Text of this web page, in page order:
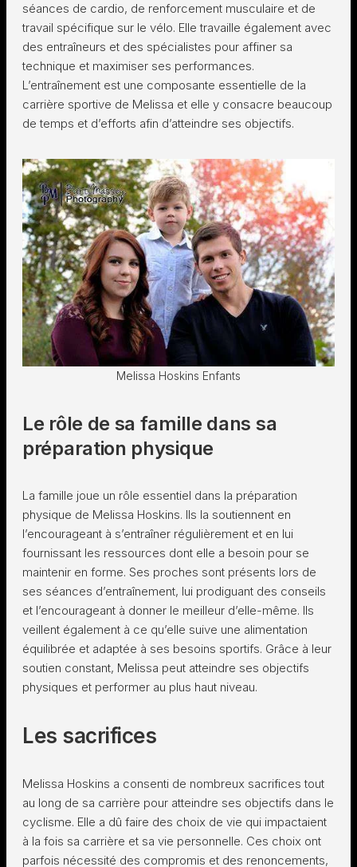
séances de cardio, de renforcement musculaire et de
travail spécifique sur le vélo. Elle travaille également avec
des entraîneurs et des spécialistes pour affiner sa
technique et maximiser ses performances.
L’entraînement est une composante essentielle de la
carrière sportive de Melissa et elle y consacre beaucoup
de temps et d’efforts afin d’atteindre ses objectifs.
Melissa Hoskins Enfants
Le rôle de sa famille dans sa
préparation physique
La famille joue un rôle essentiel dans la préparation
physique de Melissa Hoskins. Ils la soutiennent en
l’encourageant à s’entraîner régulièrement et en lui
fournissant les ressources dont elle a besoin pour se
maintenir en forme. Ses proches sont présents lors de
ses séances d’entraînement, lui prodiguant des conseils
et l’encourageant à donner le meilleur d’elle-même. Ils
veillent également à ce qu’elle suive une alimentation
équilibrée et adaptée à ses besoins sportifs. Grâce à leur
soutien constant, Melissa peut atteindre ses objectifs
physiques et performer au plus haut niveau.
Les sacrifices
Melissa Hoskins a consenti de nombreux sacrifices tout
au long de sa carrière pour atteindre ses objectifs dans le
cyclisme. Elle a dû faire des choix de vie qui impactaient
à la fois sa carrière et sa vie personnelle. Ces choix ont
parfois nécessité des compromis et des renoncements,